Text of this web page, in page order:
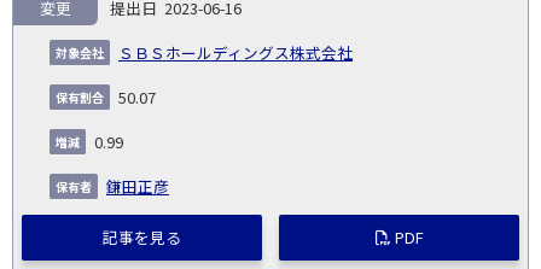
2023-06-16
ＳＢＳホールディングス株式会社
変更
50.07
0.99
鎌田正彦
記事を見る PDF